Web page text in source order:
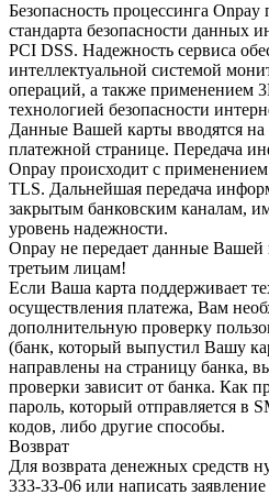
Безопасность процессинга
стандарта безопасности данных
PCI DSS. Надежность сервиса
интеллектуальной системой
операций, а также применением
технологией безопасности
Данные Вашей карты вводятся
платежной странице. Передача
Onpay происходит с
TLS. Дальнейшая передача
закрытым банковским каналам,
уровень надежности.
Onpay не передает данные
третьим лицам!
Если Ваша карта поддерживает
осуществления платежа, Вам
дополнительную проверку
(банк, который выпустил Вашу
направлены на страницу банка,
проверки зависит от банка. Как
пароль, который отправляется в
кодов, либо другие способы.
Возврат
Для возврата денежных средств
333-33-06 или написать